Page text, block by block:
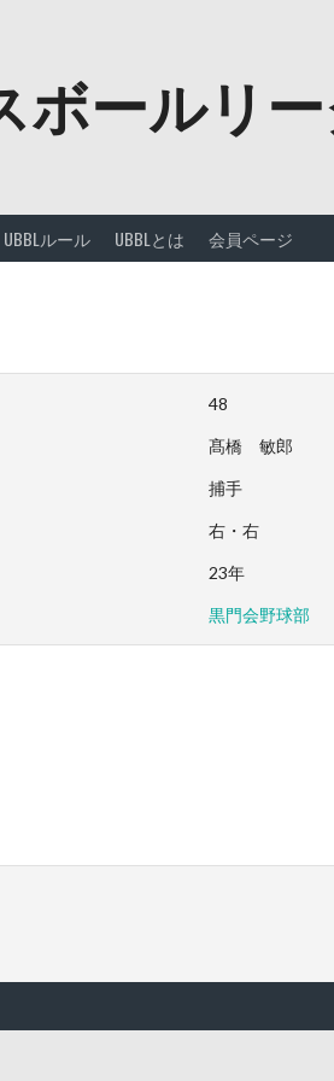
ボールリー
UBBLルール UBBLとは 会員ページ
48
髙橋 敏郎
捕手
右・右
23年
黒門会野球部